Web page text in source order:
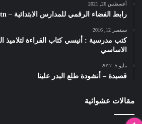
أغسطس 26, 2021
رابط الفضاء الرقمي للمدارس الابتدائية – CNTE www.ent.cnte.tn
سبتمبر 12, 2016
كتب مدرسية : أنيسي كتاب القراءة لتلاميذ
الاساسي
مايو 5, 2017
قصيدة – أنشودة طلع البدر علينا
مقالات عشوائية